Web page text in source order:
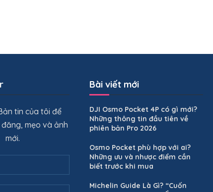
tin của tôi để
mẹo và ảnh
mới.
Bài viết mới
DJI Osmo Pocket 4P có gì mới?
Những thông tin đầu tiên về
phiên bản Pro 2026
Osmo Pocket phù hợp với ai?
Những ưu và nhược điểm cần
biết trước khi mua
Michelin Guide Là Gì? “Cuốn